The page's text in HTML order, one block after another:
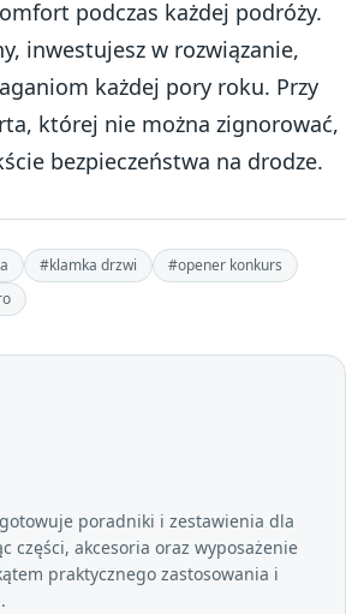
podczas każdej podróży.
inwestujesz w rozwiązanie,
każdej pory roku. Przy
której nie można zignorować,
bezpieczeństwa na drodze.
#klamka drzwi
#opener konkurs
poradniki i zestawienia dla
części, akcesoria oraz wyposażenie
praktycznego zastosowania i